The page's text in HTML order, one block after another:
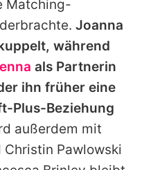
Matching-
Joanna
während
als Partnerin
ihn früher eine
Plus-Beziehung
außerdem mit
Christin Pawlowski